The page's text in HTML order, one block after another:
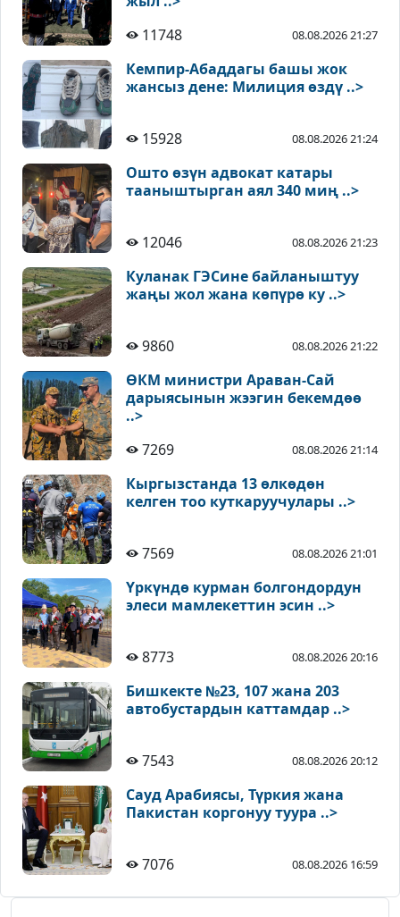
11748
08.08.2026 21:27
Кемпир-Абаддагы башы жок
жансыз дене: Милиция өздү ..>
15928 08.08.2026 21:24
Ошто өзүн адвокат катары
тааныштырган аял 340 миң ..>
12046 08.08.2026 21:23
Куланак ГЭСине байланыштуу
жаңы жол жана көпүрө ку ..>
9860 08.08.2026 21:22
ӨКМ министри Араван-Сай
дарыясынын жээгин бекемдөө
..>
7269
08.08.2026 21:14
Кыргызстанда 13 өлкөдөн
келген тоо куткаруучулары ..>
7569 08.08.2026 21:01
Үркүндө курман болгондордун
элеси мамлекеттин эсин ..>
8773 08.08.2026 20:16
Бишкекте №23, 107 жана 203
автобустардын каттамдар ..>
7543 08.08.2026 20:12
Сауд Арабиясы, Түркия жана
Пакистан коргонуу туура ..>
7076 08.08.2026 16:59